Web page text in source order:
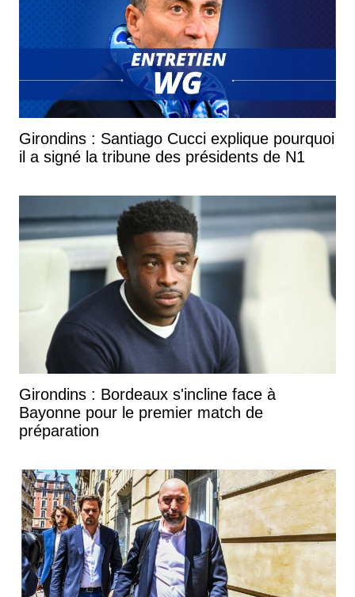
Girondins : Santiago Cucci explique pourquoi
il a signé la tribune des présidents de N1
Girondins : Bordeaux s'incline face à
Bayonne pour le premier match de
préparation